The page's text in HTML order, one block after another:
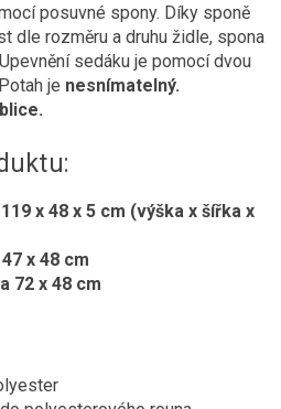
posuvné spony. Díky sponě
dle rozměru a druhu židle, spona
sedáku je pomocí dvou
je nesnímatelný.
x 48 x 5 cm (výška x šířka x
x 48 cm
72 x 48 cm